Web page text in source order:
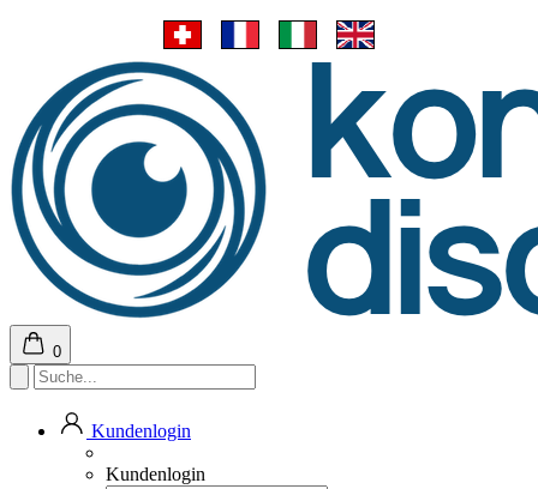
0
Kundenlogin
Kundenlogin